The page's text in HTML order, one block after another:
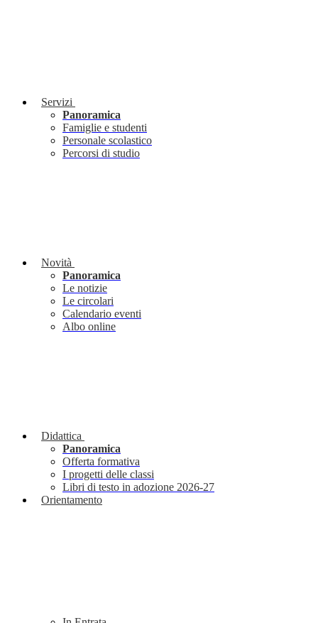
Servizi
Panoramica
Famiglie e studenti
Personale scolastico
Percorsi di studio
Novità
Panoramica
Le notizie
Le circolari
Calendario eventi
Albo online
Didattica
Panoramica
Offerta formativa
I progetti delle classi
Libri di testo in adozione 2026-27
Orientamento